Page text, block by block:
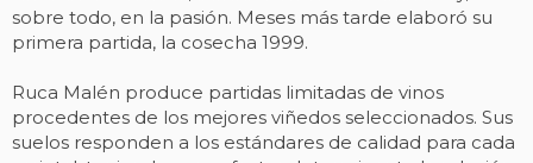
sobre todo, en la pasión. Meses más tarde elaboró su
primera partida, la cosecha 1999.
Ruca Malén produce partidas limitadas de vinos
procedentes de los mejores viñedos seleccionados. Sus
suelos responden a los estándares de calidad para cada